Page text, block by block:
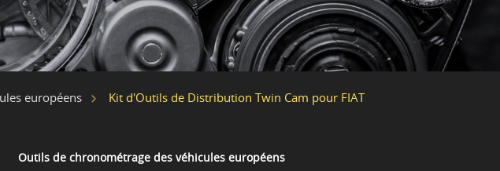
européens Kit d'Outils de Distribution Twin Cam pour FIAT
Outils de chronométrage des véhicules européens